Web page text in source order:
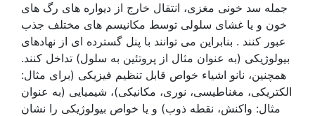
جمله سد خونی مغزی، انتقال خارج از دیواره های رگ های
خون و یا غشای سلولی توسط مکانیسم های مختلف جذب
عبور کنند . بنابراین می توانند با پنل گسترده ای از نهادهای
بیولوژیکی (به عنوان مثال از پروتئین به سلول) تداخل کنند.
همچنین، نانو اشیاء خواص قابل تنظیم فیزیکی (برای مثال:
الکتریکی، مغناطیسی، نوری، مکانیکی)، شیمیایی (به عنوان
مثال: واکنش، نقطه ذوب) و یا خواص بیولوژیکی را نشان